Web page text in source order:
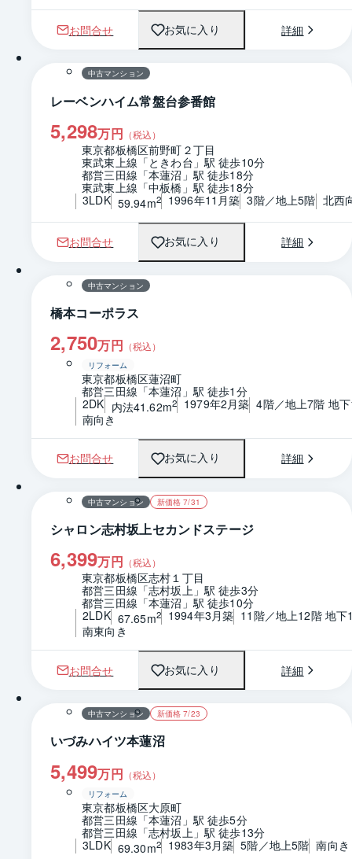
お問合せ お気に入り 詳細
1 / 0 間取り
中古マンション
レーベンハイム常盤台参番館
5,298万円 （税込）
東京都板橋区前野町２丁目
東武東上線「ときわ台」駅 徒歩10分
都営三田線「本蓮沼」駅 徒歩18分
東武東上線「中板橋」駅 徒歩18分
3LDK 59.94m2 1996年11月築 3階／地上5階 北西
お問合せ お気に入り 詳細
1 / 0 間取り
中古マンション
橋本コーポラス
2,750万円 （税込）
リフォーム
東京都板橋区蓮沼町
都営三田線「本蓮沼」駅 徒歩1分
2DK 内法41.62m2 1979年2月築 4階／地上7階 地
南向き
お問合せ お気に入り 詳細
1 / 0 間取り
中古マンション 新価格 7/31
シャロン志村坂上セカンドステージ
6,399万円 （税込）
東京都板橋区志村１丁目
都営三田線「志村坂上」駅 徒歩3分
都営三田線「本蓮沼」駅 徒歩10分
2LDK 67.65m2 1994年3月築 11階／地上12階 地下
南東向き
お問合せ お気に入り 詳細
1 / 0 間取り
中古マンション 新価格 7/23
いづみハイツ本蓮沼
5,499万円 （税込）
リフォーム
東京都板橋区大原町
都営三田線「本蓮沼」駅 徒歩5分
都営三田線「志村坂上」駅 徒歩13分
3LDK 69.30m2 1983年3月築 5階／地上5階 南向き